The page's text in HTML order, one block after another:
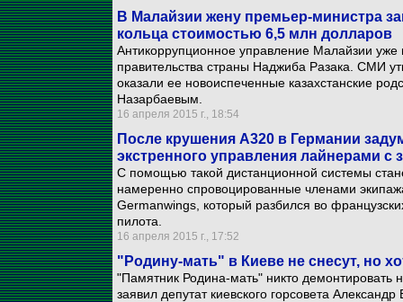
В Малайзии жену премьер-министра
кольца стоимостью 6,5 млн долларов
Антикоррупционное управление Малайзии уже
правительства страны Наджиба Разака. СМИ
оказали ее новоиспеченные казахстанские
Назарбаевым.
16 апреля 2015 г., 18:54
После крушения А320 в Германии
экстренного управления лайнерами с
С помощью такой дистанционной системы
намеренно спровоцированные членами
Germanwings, который разбился во
пилота.
16 апреля 2015 г., 17:52
"Родину-мать" в Киеве не снесут, но
"Памятник Родина-мать" никто демонтировать
заявил депутат киевского горсовета